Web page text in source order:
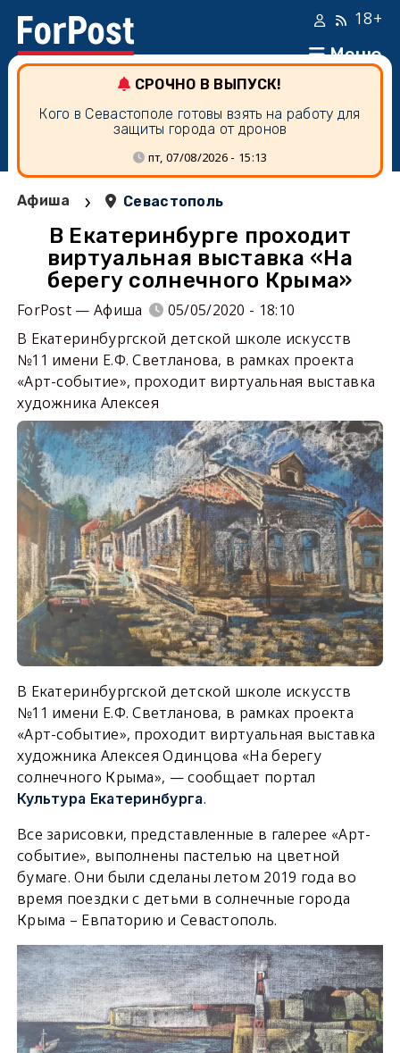
Меню
18+
СРОЧНО В ВЫПУСК!
Кого в Севастополе готовы взять на работу для
защиты города от дронов
пт, 07/08/2026 - 15:13
Афиша › Севастополь
В Екатеринбурге проходит
виртуальная выставка «На
берегу солнечного Крыма»
ForPost — Афиша
05/05/2020 - 18:10
В Екатеринбургской детской школе искусств
№11 имени Е.Ф. Светланова, в рамках проекта
«Арт-событие», проходит виртуальная выставка
художника Алексея
В Екатеринбургской детской школе искусств
№11 имени Е.Ф. Светланова, в рамках проекта
«Арт-событие», проходит виртуальная выставка
художника Алексея Одинцова «На берегу
солнечного Крыма», — сообщает портал
Культура Екатеринбурга.
Все зарисовки, представленные в галерее «Арт-
событие», выполнены пастелью на цветной
бумаге. Они были сделаны летом 2019 года во
время поездки с детьми в солнечные города
Крыма – Евпаторию и Севастополь.